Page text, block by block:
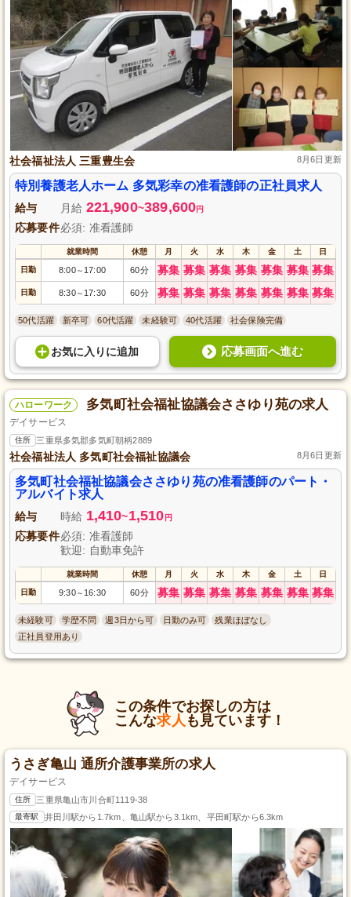
社会福祉法人 三重豊生会 8月6日更新
特別養護老人ホーム 多気彩幸の准看護師の正社員求人
給与 月給 221,900~389,600円
応募要件必須: 准看護師
就業時間 休憩 月 火 水 木 金 土 日
日勤 8:00～ 17:00 60分 募集 募集 募集 募集 募集 募集 募集
日勤 8:30～ 17:30 60分 募集 募集 募集 募集 募集 募集 募集
50代活躍 新卒可 60代活躍 未経験可 40代活躍 社会保険完備
お気に入り に追加 応募画面へ進む
ハローワーク 多気町社会福祉協議会ささゆり苑の求人
デイサービス
住所 三重県多気郡多気町朝柄2889
社会福祉法人 多気町社会福祉協議会 8月6日更新
多気町社会福祉協議会ささゆり苑の准看護師のパート・
アルバイト求人
給与 時給 1,410~1,510 円
応募要件必須: 准看護師
歓迎: 自動車免許
就業時間 休憩 月 火 水 木 金 土 日
日勤 9:30～ 16:30 60分 募集 募集 募集 募集 募集 募集 募集
未経験可 学歴不問 週3日から可 日勤のみ可
残業ほぼなし
正社員登用あり
この条件でお探しの方は
こんな求人 も見ています！
うさぎ亀山 通所介護事業所の求人
デイサービス
住所 三重県亀山市川合町1119-38
最寄駅 井田川駅から1.7km、亀山駅から3.1km、平田町駅から6.3km